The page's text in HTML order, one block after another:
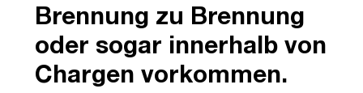
Brennung zu Brennung
oder sogar innerhalb von
Chargen vorkommen.